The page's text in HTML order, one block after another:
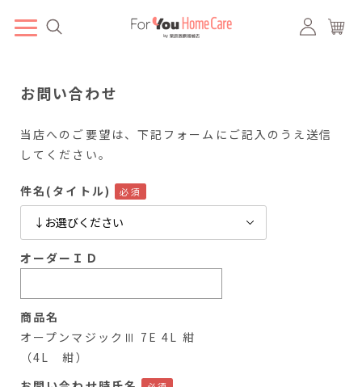
お問い合わせ
当店へのご要望は、下記フォームにご記入のうえ送信
してください。
件名(タイトル)
オーダーＩＤ
商品名
オープンマジックⅢ 7E 4L 紺
（4L 紺）